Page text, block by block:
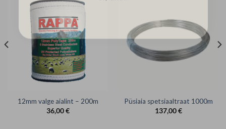
12mm valge aialint – 200m
36,00€
Püsiaia spetsiaaltraat 1000m
137,00€